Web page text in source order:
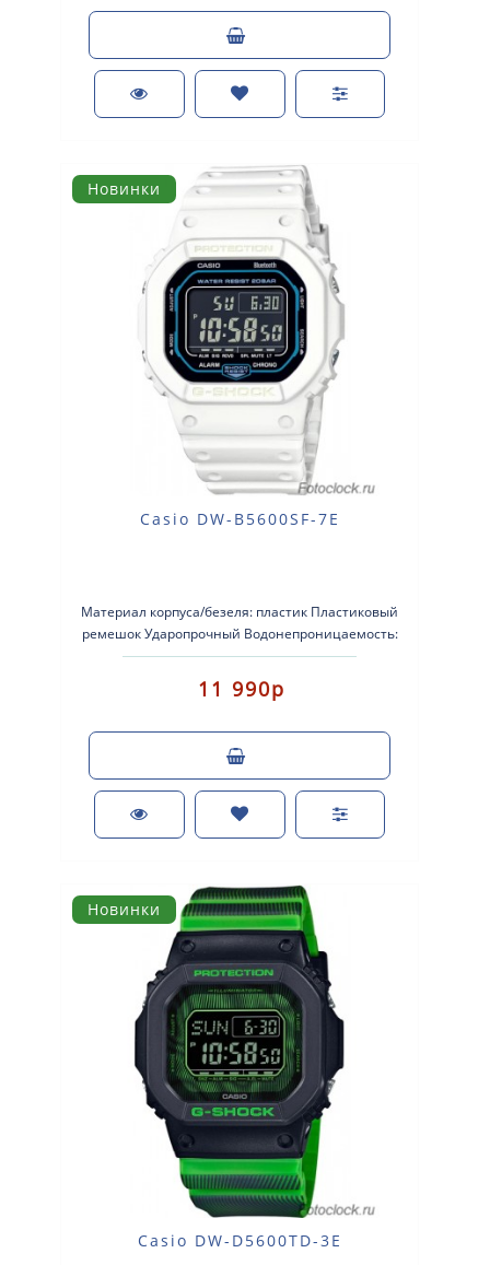
Новинки
Casio DW-B5600SF-7E
Материал корпуса/безеля: пластик Пластиковый
ремешок Ударопрочный Водонепроницаемость:
водонепроницаемость до гл..
11 990р
Новинки
Casio DW-D5600TD-3E